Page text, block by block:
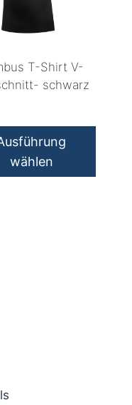
T-Shirt V-
schwarz
wählen